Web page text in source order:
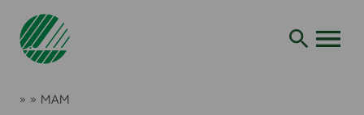
Siirry
Joutsenmerkki
» » MAM